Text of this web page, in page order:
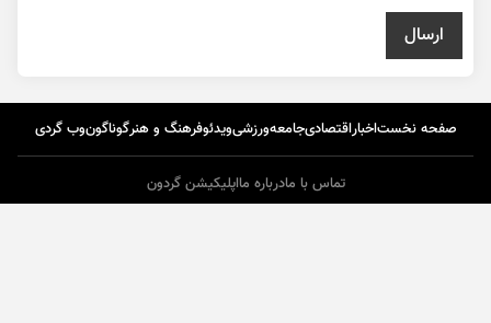
صفحه نخستاخباراقتصادیجامعهورزشیویدئوفرهنگ و هنرگوناگونوب گردی
تماس با مادرباره مااپلیکیشن گردون